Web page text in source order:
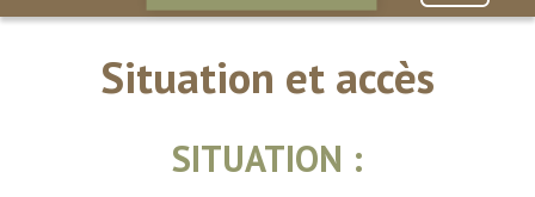
Situation et accès
SITUATION :